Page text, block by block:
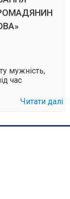
мужність,
час
Читати далі